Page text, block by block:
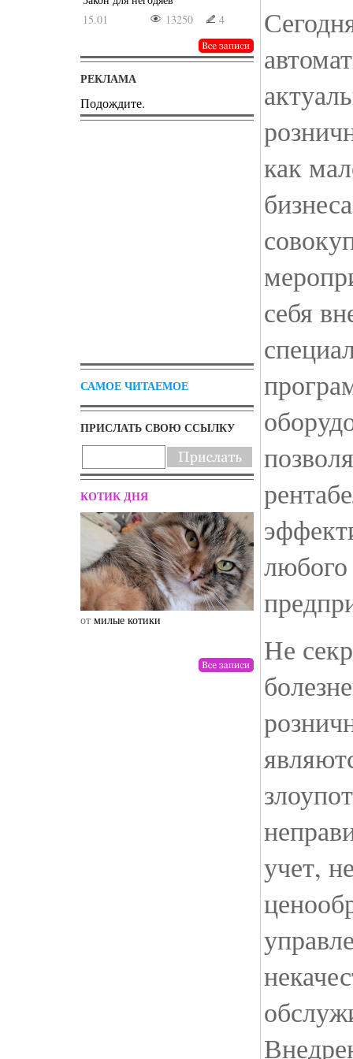
15.01
13250 4
РЕКЛАМА
Подождите.
САМОЕ ЧИТАЕМОЕ
ПРИСЛАТЬ СВОЮ ССЫЛКУ
КОТИК ДНЯ
от милые котики drunktwi
как
себя
любого
Не
учет,